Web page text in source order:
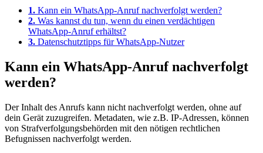
1. Kann ein WhatsApp-Anruf nachverfolgt werden?
2. Was kannst du tun, wenn du einen verdächtigen
WhatsApp-Anruf erhältst?
3. Datenschutztipps für WhatsApp-Nutzer
Kann ein WhatsApp-Anruf nachverfolgt
werden?
Der Inhalt des Anrufs kann nicht nachverfolgt werden, ohne auf
dein Gerät zuzugreifen. Metadaten, wie z.B. IP-Adressen, können
von Strafverfolgungsbehörden mit den nötigen rechtlichen
Befugnissen nachverfolgt werden.